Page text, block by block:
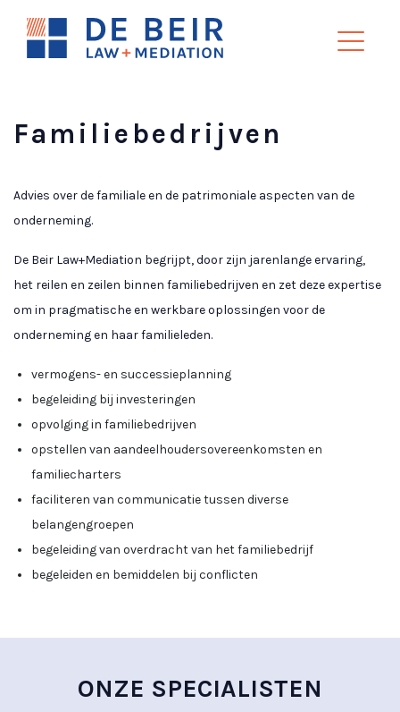
Familiebedrijven
Advies over de familiale en de patrimoniale aspecten van de
onderneming.
De Beir Law+Mediation begrijpt, door zijn jarenlange ervaring,
het reilen en zeilen binnen familiebedrijven en zet deze expertise
om in pragmatische en werkbare oplossingen voor de
onderneming en haar familieleden.
vermogens- en successieplanning
begeleiding bij investeringen
opvolging in familiebedrijven
opstellen van aandeelhoudersovereenkomsten en
familiecharters
faciliteren van communicatie tussen diverse
belangengroepen
begeleiding van overdracht van het familiebedrijf
begeleiden en bemiddelen bij conflicten
ONZE SPECIALISTEN